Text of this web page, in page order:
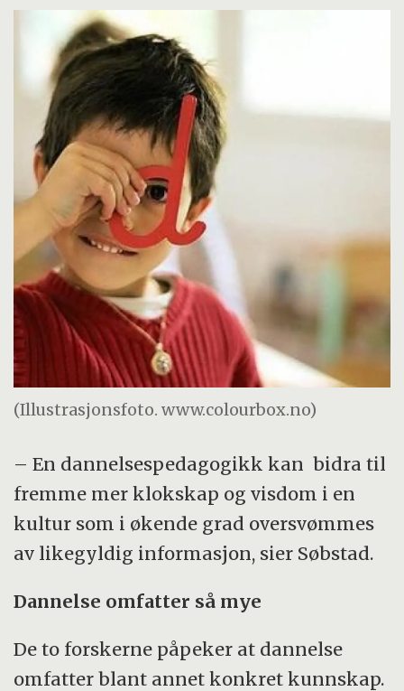
(Illustrasjonsfoto. www.colourbox.no)
– En dannelsespedagogikk kan bidra til
fremme mer klokskap og visdom i en
kultur som i økende grad oversvømmes
av likegyldig informasjon, sier Søbstad.
Dannelse omfatter så mye
De to forskerne påpeker at dannelse
omfatter blant annet konkret kunnskap.